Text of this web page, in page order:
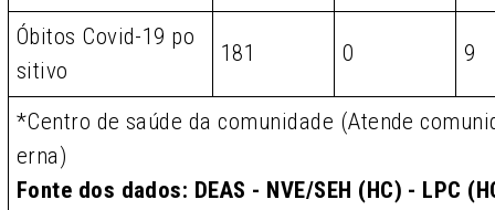
Óbitos Covid-19 po
sitivo
181 0 9
*Centro de saúde da comunidade (Atende
erna)
Fonte dos dados: DEAS - NVE/SEH (HC) - LPC